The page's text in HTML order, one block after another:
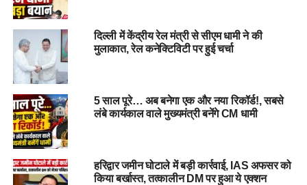
#RuralDevelopment
RELATED TOPICS: CM DHAMI
HOME STAY PROGRAM
LOCAL EMPLOYMENT
RURAL DEVELOPMENT
TOURISM IN UTTARAKHAND
पौड़ी: धुमाकोट में पिकअप खाई में गिरा, एक की मौत, दूसरा गंभीर रूप
से घायल !
DON'T MISS
यात्रियों के लिए विशेष इंतजाम….
दिल्ली में केंद्रीय रेल मंत्री से सीएम धामी ने की
मुलाकात, रेल कनेक्टिविटी पर हुई चर्चा
5 साल पूरे… अब बनेगा एक और नया रिकॉर्ड!, सबसे
लंबे कार्यकाल वाले मुख्यमंत्री बनेंगे CM धामी
हरिद्वार जमीन घोटाले में बड़ी कार्रवाई, IAS अफसर को
किया बर्खास्त, तत्कालीन DM पर हुआ ये एक्शन